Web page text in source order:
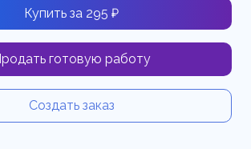
Купить за 295 ₽
готовую работу
Создать заказ